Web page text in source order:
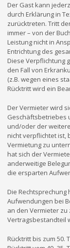
Der Gast kann
durch Erklärung in
zurücktreten. Tritt
immer – von der
Leistung nicht in
Entrichtung des
Diese Verpflichtung
den Fall von
(z.B. wegen eines
Rücktritt wird ein
Der Vermieter wird
Geschäftsbetriebes
und/oder der
nicht verpflichtet ist,
Vermietung zu
hat sich der
anderweitige
die ersparten
Die
Aufwendungen bei
an den Vermieter
Vertragsbestandteil
Rücktritt bis zum 50.